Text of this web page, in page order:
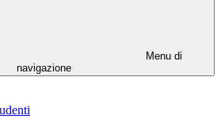
Menu di
navigazione